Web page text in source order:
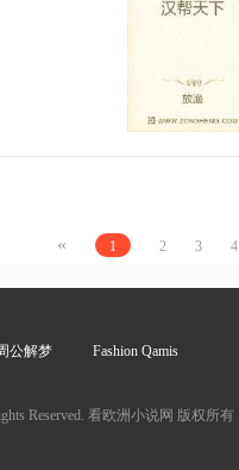
« 1 2 3 4
公解梦 Fashion Qamis
Reserved. 看欧洲小说网 版权所有